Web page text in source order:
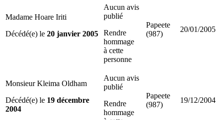
Madame Hoare Iriti
Décédé(e) le 20 janvier 2005
Aucun avis
publié
Rendre
hommage
à cette
personne
Papeete
(987)
20/01/2005
Monsieur Kleima Oldham
Décédé(e) le 19 décembre
2004
Aucun avis
publié
Rendre
hommage
Papeete
(987)
19/12/2004